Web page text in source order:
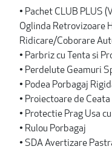
• Pachet CLUB PLUS
Oglinda Retrovizoare
Ridicare/Coborare
• Parbriz cu Tenta si
• Perdelute Geamuri
• Podea Porbagaj
• Proiectoare de Ceata
• Protectie Prag Usa
• Rulou Porbagaj
• SDA Avertizare